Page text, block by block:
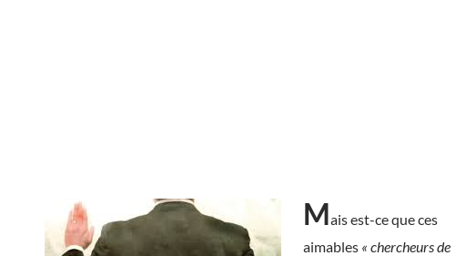
Mais est-ce que ces
aimables « chercheurs de